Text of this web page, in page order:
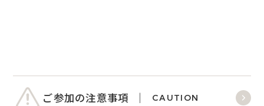
ご参加の注意事項 CAUTION